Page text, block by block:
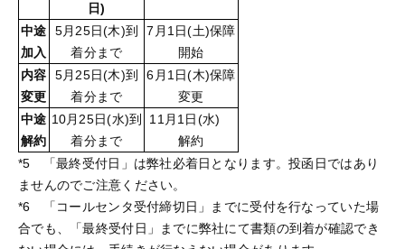
日)
中途
加入
5月25日(木)到
着分まで
7月1日(土)保障
開始
内容
変更
5月25日(木)到
着分まで
6月1日(木)保障
変更
中途
解約
10月25日(水)到
着分まで
11月1日(水)
解約
*5 「最終受付日」は弊社必着日となります。投函日ではあり
ませんのでご注意ください。
*6 「コールセンタ受付締切日」までに受付を行なっていた場
合でも、「最終受付日」までに弊社にて書類の到着が確認でき